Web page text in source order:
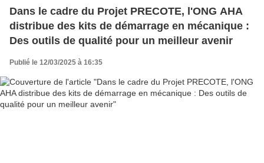
Dans le cadre du Projet PRECOTE, l'ONG AHA
distribue des kits de démarrage en mécanique :
Des outils de qualité pour un meilleur avenir
Publié le 12/03/2025 à 16:35